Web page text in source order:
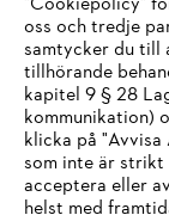
Service
Allmänna
IHR
Sie nutzen einen
oss och tredje
samtycker du till
tillhörande
kapitel 9 § 28
kommunikation)
klicka på "Avvisa
som inte är strikt
acceptera eller
helst med